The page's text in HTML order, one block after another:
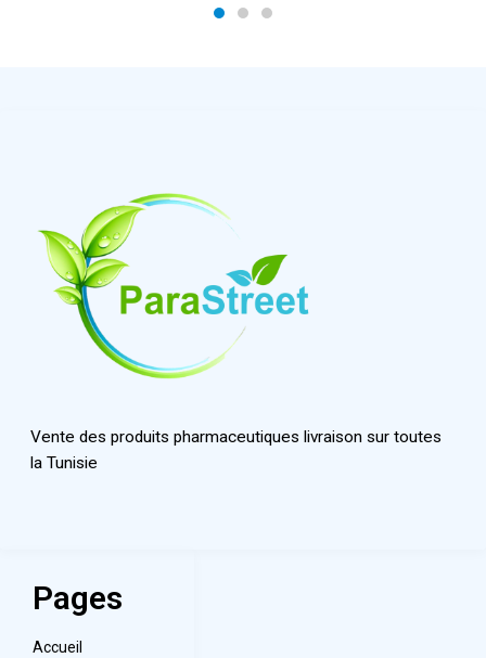
Vente des produits pharmaceutiques livraison sur toutes
la Tunisie
Pages
Accueil